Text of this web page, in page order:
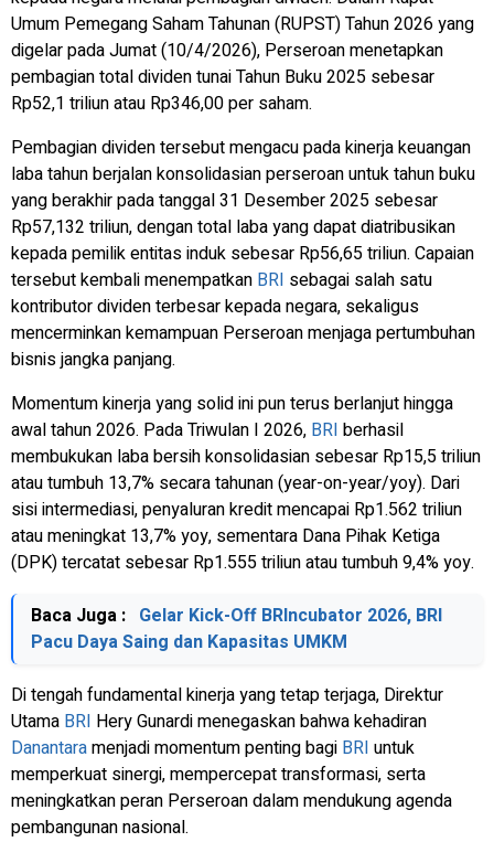
Umum Pemegang Saham Tahunan (RUPST) Tahun 2026 yang
digelar pada Jumat (10/4/2026), Perseroan menetapkan
pembagian total dividen tunai Tahun Buku 2025 sebesar
Rp52,1 triliun atau Rp346,00 per saham.
Pembagian dividen tersebut mengacu pada kinerja keuangan
laba tahun berjalan konsolidasian perseroan untuk tahun buku
yang berakhir pada tanggal 31 Desember 2025 sebesar
Rp57,132 triliun, dengan total laba yang dapat diatribusikan
kepada pemilik entitas induk sebesar Rp56,65 triliun. Capaian
tersebut kembali menempatkan BRI sebagai salah satu
kontributor dividen terbesar kepada negara, sekaligus
mencerminkan kemampuan Perseroan menjagapertumbuhan
bisnis jangka panjang.
Momentum kinerja yang solid ini pun terus berlanjut hingga
awal tahun 2026. Pada Triwulan I 2026, BRI berhasil
membukukan laba bersih konsolidasian sebesar Rp15,5 triliun
atau tumbuh 13,7% secara tahunan (year-on-year/yoy). Dari
sisi intermediasi, penyaluran kredit mencapai Rp1.562 triliun
atau meningkat 13,7% yoy, sementara Dana Pihak Ketiga
(DPK) tercatat sebesar Rp1.555 triliun atau tumbuh 9,4% yoy.
Baca Juga : Gelar Kick-Off BRIncubator 2026, BRI
Pacu Daya Saing dan Kapasitas UMKM
Di tengah fundamental kinerja yang tetap terjaga, Direktur
Utama BRI Hery Gunardi menegaskan bahwa kehadiran
Danantaramenjadi momentum penting bagi BRI untuk
memperkuat sinergi, mempercepat transformasi, serta
meningkatkan peran Perseroan dalam mendukung agenda
pembangunan nasional.